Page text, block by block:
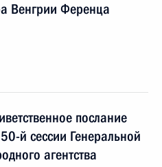
Венгрии Ференца
послание
й сессии Генеральной
агентства